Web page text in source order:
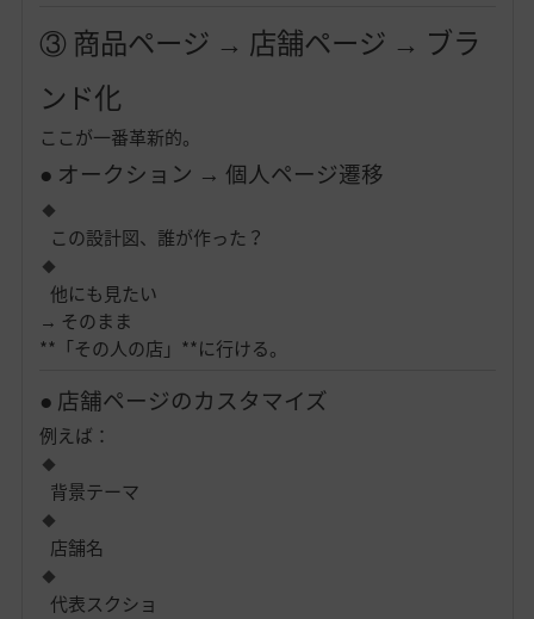
③ 商品ページ → 店舗ページ → ブラ
ンド化
ここが一番革新的。
● オークション → 個人ページ遷移
この設計図、誰が作った？
他にも見たい
→ そのまま
**「その人の店」**に行ける。
● 店舗ページのカスタマイズ
例えば：
背景テーマ
店舗名
代表スクショ